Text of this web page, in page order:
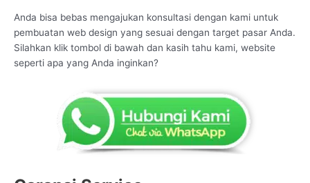
Anda bisa bebas mengajukan konsultasi dengan kami untuk
pembuatan web design yang sesuai dengan target pasar Anda.
Silahkan klik tombol di bawah dan kasih tahu kami, website
seperti apa yang Anda inginkan?